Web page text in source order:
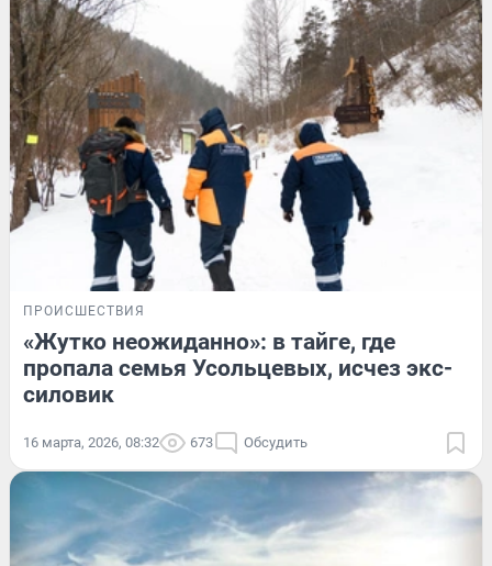
ПРОИСШЕСТВИЯ
«Жутко неожиданно»: в тайге, где
пропала семья Усольцевых, исчез экс-
силовик
16 марта, 2026, 08:32 673 Обсудить